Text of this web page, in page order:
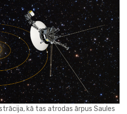
kā tas atrodas ārpus Saules